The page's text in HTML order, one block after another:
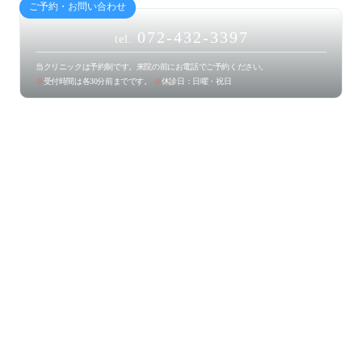
ご予約・お問い合わせ
tel. 072-432-3397
当クリニックは予約制です。来院の前にお電話でご予約ください。
※受付時間は各30分前までです。 ※休診日：日曜・祝日